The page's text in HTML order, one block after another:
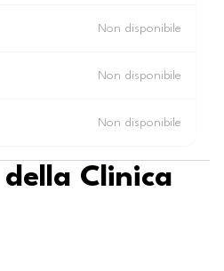
Non disponibile
Non disponibile
Non disponibile
Clinica